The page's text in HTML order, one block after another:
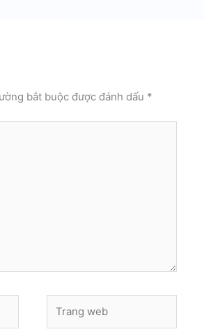
bắt buộc được đánh dấu *
web